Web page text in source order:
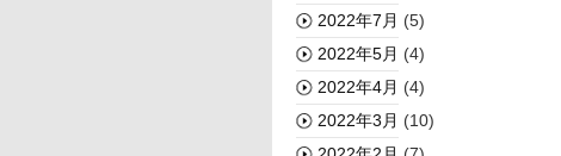
2022年7月 (5)
2022年5月 (4)
2022年4月 (4)
2022年3月 (10)